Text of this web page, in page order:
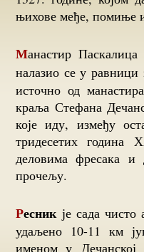
њихове међе, помиње
Манастир Паскалица са црквом посвећеном Васкрсењу Госодњем,
налазио се у равници
источно од
краља Стефана
које иду, између
тридесетих
деловима фресака и
прочељу.
Ресникје сада чисто
удаљено 10-11 км
именом у